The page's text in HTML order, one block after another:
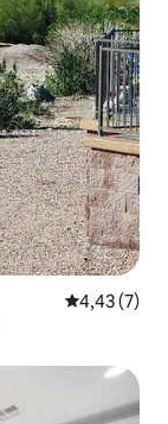
4,43 (7)